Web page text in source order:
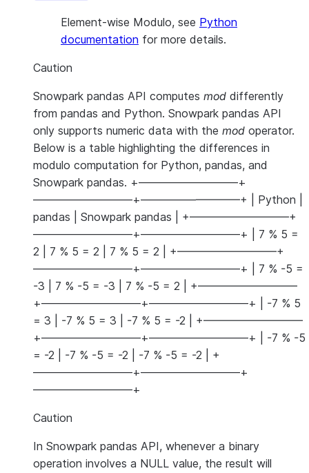
Element-wise Modulo, see Python
documentation for more details.
Caution
Snowpark pandas API computes mod differently
from pandas and Python. Snowpark pandas API
only supports numeric data with the mod operator.
Below is a table highlighting the differences in
modulo computation for Python, pandas, and
Snowpark pandas. +—————————+
—————————+—————————+ | Python |
pandas | Snowpark pandas | +—————————+
—————————+—————————+ | 7 % 5 =
2 | 7 % 5 = 2 | 7 % 5 = 2 | +—————————+
—————————+—————————+ | 7 % -5 =
-3 | 7 % -5 = -3 | 7 % -5 = 2 | +—————————
+—————————+—————————+ | -7 % 5
= 3 | -7 % 5 = 3 | -7 % 5 = -2 | +—————————
+—————————+—————————+ | -7 % -5
= -2 | -7 % -5 = -2 | -7 % -5 = -2 | +
—————————+—————————+
—————————+
Caution
In Snowpark pandas API, whenever a binary
operation involves a NULL value, the result will